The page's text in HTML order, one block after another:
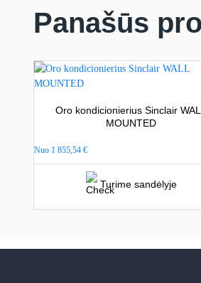
Panašūs
Oro kondicionierius Sinclair
MOUNTED
Nuo 1 855,54 €
Turime sandėlyje